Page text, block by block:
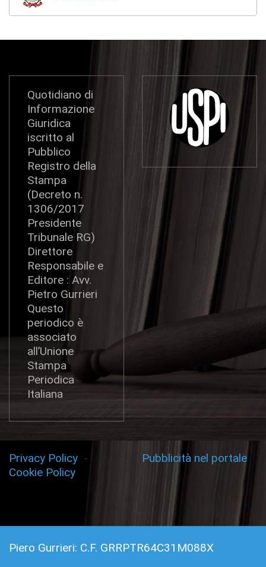
Quotidiano di
Informazione
Giuridica
iscritto al
Pubblico
Registro della
Stampa
(Decreto n.
1306/2017
Presidente
Tribunale RG)
Direttore
Responsabile e
Editore : Avv.
Pietro Gurrieri
Questo
periodico è
associato
all’Unione
Stampa
Periodica
Italiana
Privacy Policy -
Cookie Policy
Pubblicità nel portale
Piero Gurrieri: C.F. GRRPTR64C31M088X